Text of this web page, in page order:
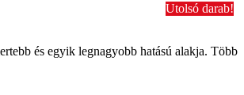
Utolsó darab!
és egyik legnagyobb hatású alakja. Több